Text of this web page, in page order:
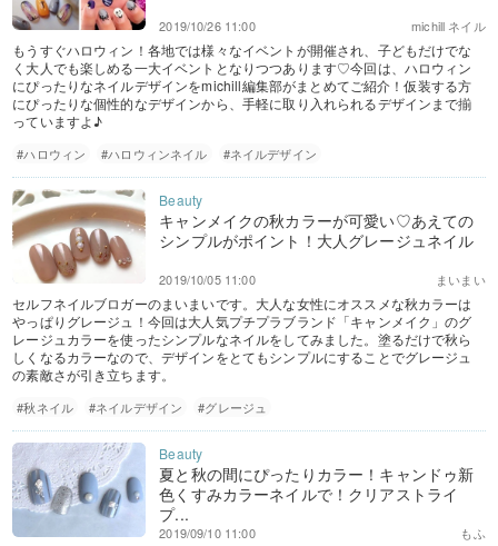
michill ネイル
2019/10/26 11:00
もうすぐハロウィン！各地では様々なイベントが開催され、子どもだけでな
く大人でも楽しめる一大イベントとなりつつあります♡今回は、ハロウィン
にぴったりなネイルデザインをmichill編集部がまとめてご紹介！仮装する方
にぴったりな個性的なデザインから、手軽に取り入れられるデザインまで揃
っていますよ♪
#ハロウィン #ハロウィンネイル #ネイルデザイン
キャンメイクの秋カラーが可愛い♡あえての
シンプルがポイント！大人グレージュネイル
まいまい
2019/10/05 11:00
セルフネイルブロガーのまいまいです。大人な女性にオススメな秋カラーは
やっぱりグレージュ！今回は大人気プチプラブランド「キャンメイク」のグ
レージュカラーを使ったシンプルなネイルをしてみました。塗るだけで秋ら
しくなるカラーなので、デザインをとてもシンプルにすることでグレージュ
の素敵さが引き立ちます。
#秋ネイル #ネイルデザイン #グレージュ
夏と秋の間にぴったりカラー！キャンドゥ新
色くすみカラーネイルで！クリアストライ
プ...
もふ
2019/09/10 11:00